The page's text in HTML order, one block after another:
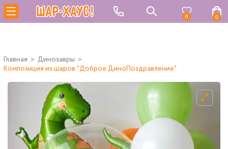
0 0
Главная
Динозавры
Композиция из шаров "Доброе ДиноПоздравление"